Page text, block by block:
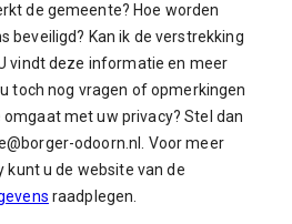
de gemeente? Hoe worden
beveiligd? Kan ik de verstrekking
vindt deze informatie en meer
toch nog vragen of opmerkingen
met uw privacy? Stel dan
odoorn.nl. Voor meer
u de website van de
raadplegen.